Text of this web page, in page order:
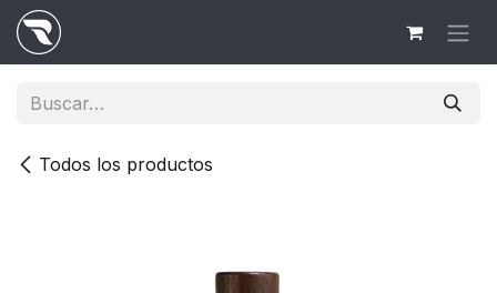
Ir al contenido
Todos los productos